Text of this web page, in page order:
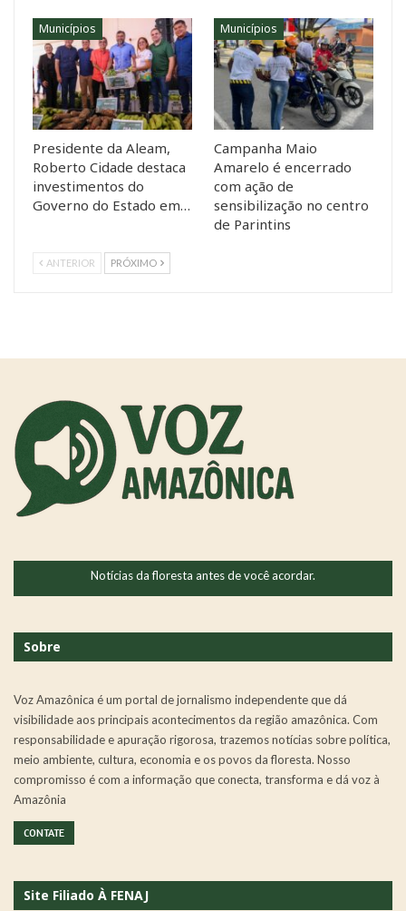
Municípios
Presidente da Aleam,
Roberto Cidade destaca
investimentos do
Governo do Estado em…
Municípios
Campanha Maio
Amarelo é encerrado
com ação de
sensibilização no centro
de Parintins
ANTERIOR PRÓXIMO
Notícias da floresta antes de você acordar.
Sobre
Voz Amazônica é um portal de jornalismo independente que dá
visibilidade aos principais acontecimentos da região amazônica. Com
responsabilidade e apuração rigorosa, trazemos notícias sobre política,
meio ambiente, cultura, economia e os povos da floresta. Nosso
compromisso é com a informação que conecta, transforma e dá voz à
Amazônia
CONTATE
Site Filiado À FENAJ